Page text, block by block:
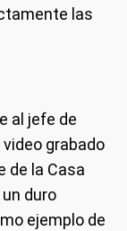
las
al jefe de
grabado
de la Casa
duro
ejemplo de